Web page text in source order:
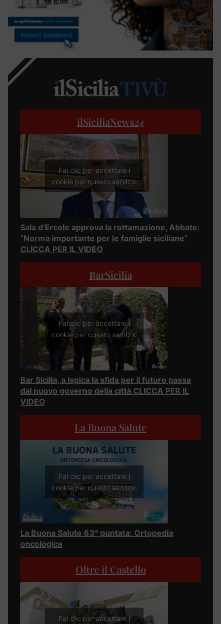
ilSiciliaNews24
Fai clic per accettare i
cookie per questo servizio
Sala d’Ercole approva la rottamazione, Abbate:
“Norma importante per le famiglie siciliane”
CLICCA PER IL VIDEO
BarSicilia
Fai clic per accettare i
cookie per questo servizio
Bar Sicilia, a Ispica la sfida per il futuro passa
dal nuovo governo della città CLICCA PER IL
VIDEO
La Buona Salute
Fai clic per accettare i
cookie per questo servizio
La Buona Salute 63° puntata: Ortopedia
oncologica
Oltre il Castello
Fai clic per accettare i